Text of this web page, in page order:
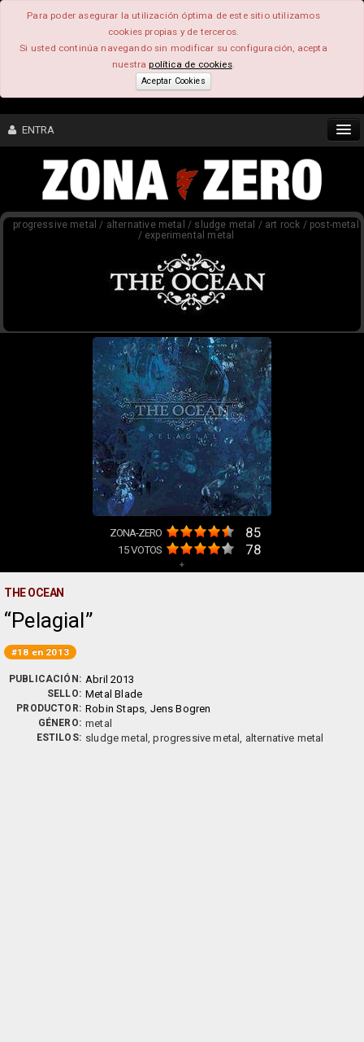
Para poder asegurar la utilización óptima de este sitio utilizamos
cookies propias y de terceros.
Si usted continúa navegando sin modificar su configuración, acepta
nuestrapolítica de cookies.
Aceptar Cookies
ENTRA
CONTENIDO
COMUNIDAD
progressive metal / alternative metal / sludge metal / art rock / post-metal
/ experimental metal
ZONA-ZERO 85
15VOTOS 78
+
THE OCEAN
Pelagial
#18 en 2013
PUBLICACIÓN: Abril 2013
SELLO: Metal Blade
PRODUCTOR: Robin Staps, Jens Bogren
GÉNERO: metal
ESTILOS: sludge metal, progressive metal, alternative metal